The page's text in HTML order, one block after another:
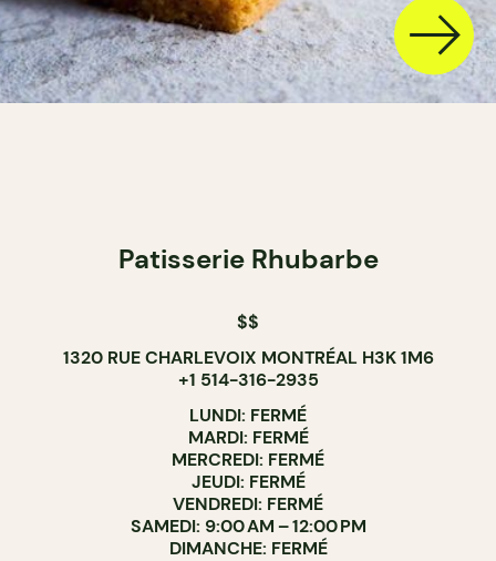
Patisserie Rhubarbe
$$
1320 RUE CHARLEVOIX MONTRÉAL H3K 1M6
+1 514-316-2935
LUNDI: FERMÉ
MARDI: FERMÉ
MERCREDI: FERMÉ
JEUDI: FERMÉ
VENDREDI: FERMÉ
SAMEDI: 9:00 AM – 12:00 PM
DIMANCHE: FERMÉ